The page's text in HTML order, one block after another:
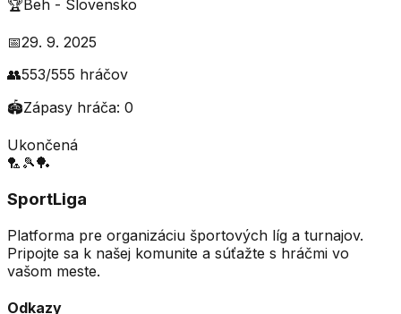
🏆Beh - Slovensko
📅29. 9. 2025
👥553/555 hráčov
🏟️Zápasy hráča: 0
Ukončená
🏸 🎾🏓
SportLiga
Platforma pre organizáciu športových líg a turnajov.
Pripojte sa k našej komunite a súťažte s hráčmi vo
vašom meste.
Odkazy